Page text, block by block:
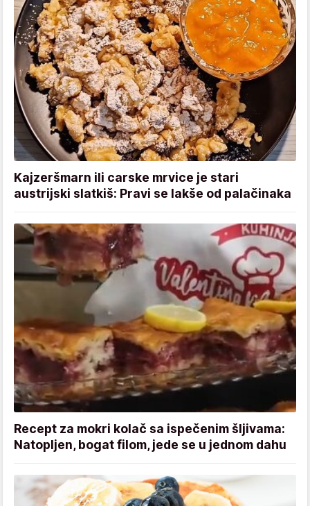
Kajzeršmarn ili carske mrvice je stari
austrijski slatkiš: Pravi se lakše od palačinaka
Recept za mokri kolač sa ispečenim šljivama:
Natopljen, bogat filom, jede se u jednom dahu